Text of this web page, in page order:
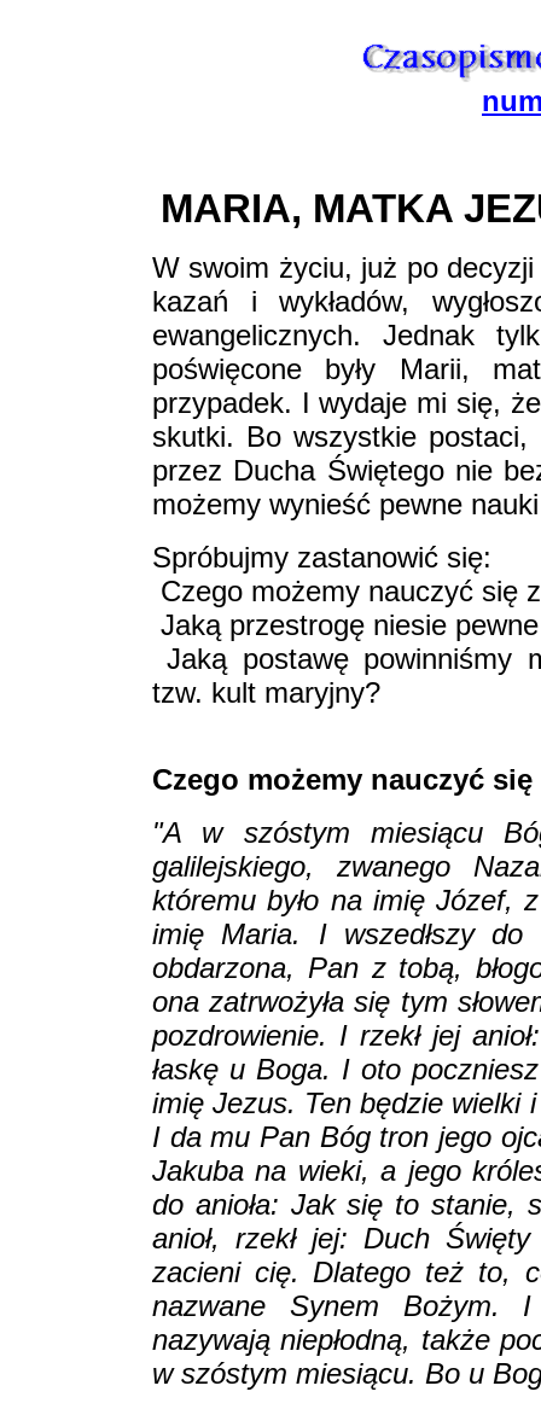
MARIA, MATKA
W swoim życiu, już po decyzji
kazań i wykładów,
ewangelicznych. Jednak
poświęcone były Marii,
przypadek. I wydaje mi się,
skutki. Bo wszystkie
przez Ducha Świętego nie
możemy wynieść pewne
Spróbujmy zastanowić się:
Czego możemy nauczyć się
Jaką przestrogę niesie
Jaką postawę powinniśmy
tzw. kult maryjny?
Czego możemy nauczyć
"A w szóstym miesiącu
galilejskiego, zwanego
któremu było na imię Józef,
imię Maria. I wszedłszy do
obdarzona, Pan z tobą,
ona zatrwożyła się tym
pozdrowienie. I rzekł jej
łaskę u Boga. I oto
imię Jezus. Ten będzie wielki
I da mu Pan Bóg tron jego
Jakuba na wieki, a jego
do anioła: Jak się to stanie,
anioł, rzekł jej: Duch
zacieni cię. Dlatego też to,
nazwane Synem Bożym.
nazywają niepłodną, także
w szóstym miesiącu. Bo u